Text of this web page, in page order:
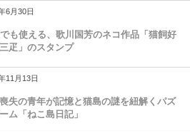
6月30日
も使える、歌川国芳のネコ作品「猫飼好
疋」のスタンプ
11月13日
失の青年が記憶と猫島の謎を紐解くパズ
ム「ねこ島日記」